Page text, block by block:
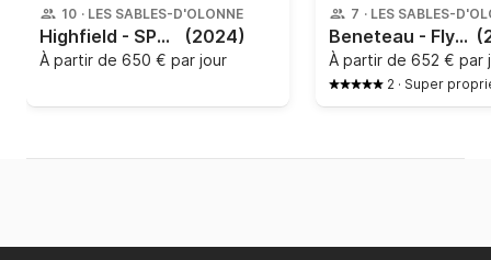
10 · LES SABLES-D'OLONNE
Highfield - SPORT 760 (2024)
À partir de 650 € par jour
7 · LES SABLES-
Beneteau - Flyer 7 Spacedeck
À partir de 652 € par
2 · Super